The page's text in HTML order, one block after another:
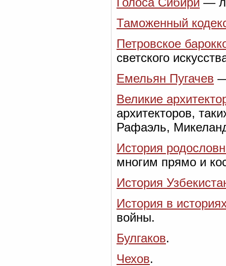
Таможенный
Петровское
светского
Емельян Пугачев
Великие
архитекторов,
Рафаэль,
История
многим прямо и
История
История в
войны.
Булгаков.
Чехов.